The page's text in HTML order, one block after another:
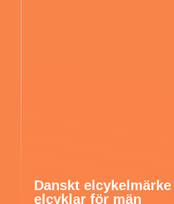
Danskt
elcyklar för män